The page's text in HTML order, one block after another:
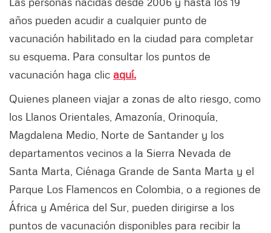
años pueden acudir a cualquier punto de
vacunación habilitado en la ciudad para completar
su esquema. Para consultar los puntos de
vacunación haga clic aquí.
Quienes planeen viajar a zonas de alto riesgo, como
los Llanos Orientales, Amazonía, Orinoquía,
Magdalena Medio, Norte de Santander y los
departamentos vecinos a la Sierra Nevada de
Santa Marta, Ciénaga Grande de Santa Marta y el
Parque Los Flamencos en Colombia, o a regiones de
África y América del Sur, pueden dirigirse a los
puntos de vacunación disponibles para recibir la